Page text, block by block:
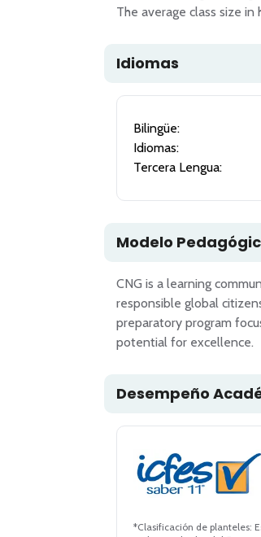
Idiomas
Bilingüe:
Idiomas:
Tercera Lengua:
Modelo
CNG is a learning
responsible global
preparatory program
Desempeño
*Clasificación de planteles: